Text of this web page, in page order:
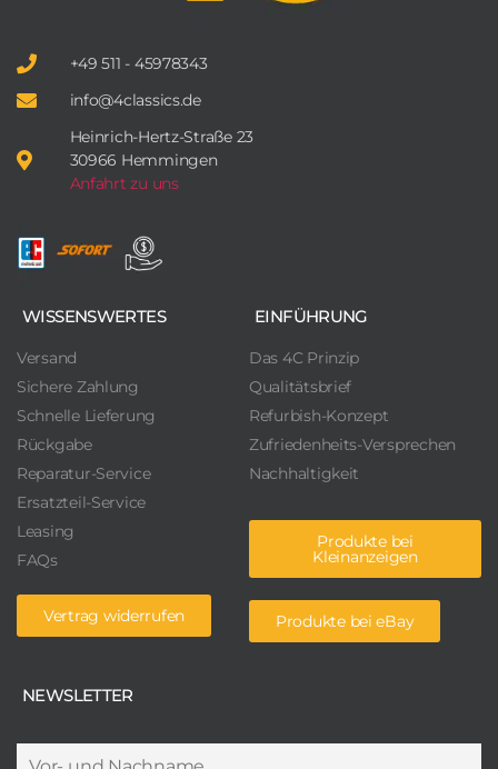
+49 511 - 45978343
info@4classics.de
Heinrich-Hertz-Straße 23
30966 Hemmingen
Anfahrt zu uns
WISSENSWERTES
Versand
Sichere Zahlung
Schnelle Lieferung
Rückgabe
Reparatur-Service
Ersatzteil-Service
Leasing
FAQs
Vertrag widerrufen
EINFÜHRUNG
Das 4C Prinzip
Qualitätsbrief
Refurbish-Konzept
Zufriedenheits-Versprechen
Nachhaltigkeit
Produkte bei
Kleinanzeigen
Produkte bei eBay
NEWSLETTER